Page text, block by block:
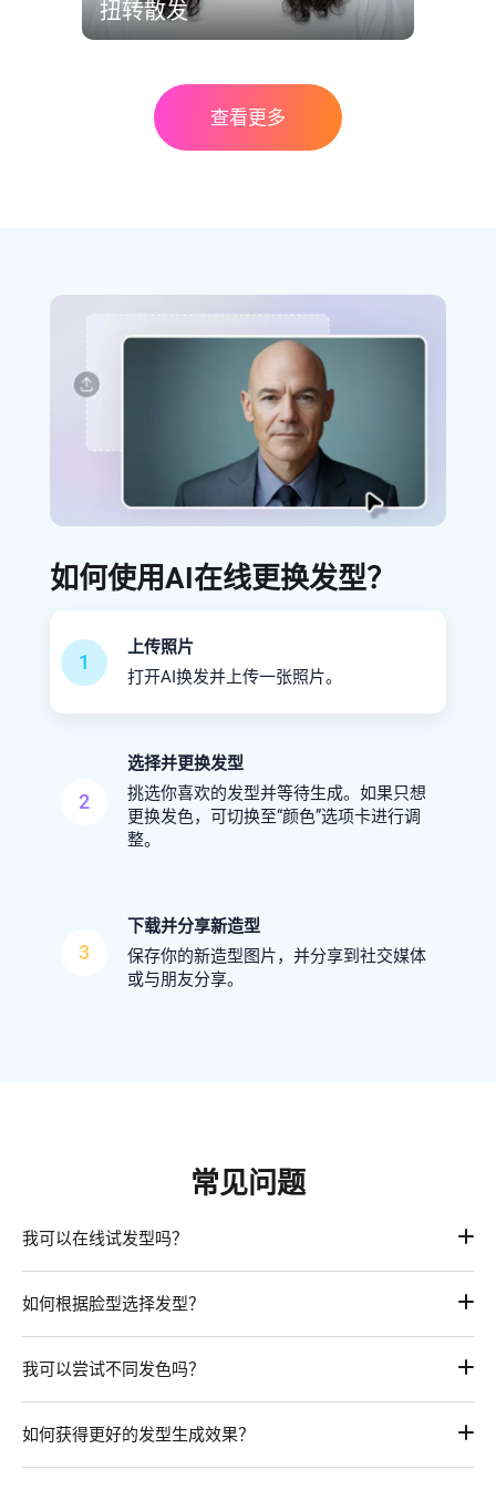
扭转散发
查看更多
如何使用AI在线更换发型？
1
上传照片
打开AI换发并上传一张照片。
2
选择并更换发型
挑选你喜欢的发型并等待生成。如果只想
更换发色，可切换至“颜色”选项卡进行调
整。
3
下载并分享新造型
保存你的新造型图片，并分享到社交媒体
或与朋友分享。
常见问题
我可以在线试发型吗？
试不同发型与发色。
如何根据脸型选择发型？
今通过AI技术，你可以使用像FlexClip这样的发型模拟工具，
根据脸型在线试发型，就像拥有一个虚拟造型师一样。
我可以尝试不同发色吗？
发型的颜色。
如何获得更好的发型生成效果？